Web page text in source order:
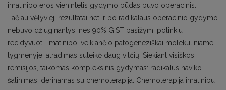
imatinibo eros vienintelis gydymo būdas buvo operacinis.
Tačiau vėlyvieji rezultatai net ir po radikalaus operacinio gydymo
nebuvo džiuginantys, nes 90% GIST pasižymi polinkiu
recidyvuoti. Imatinibo, veikiančio patogeneziškai molekuliniame
lygmenyje, atradimas suteikė daug vilčių. Siekiant visiškos
remisijos, taikomas kompleksinis gydymas: radikalus naviko
šalinimas, derinamas su chemoterapija. Chemoterapija imatinibu